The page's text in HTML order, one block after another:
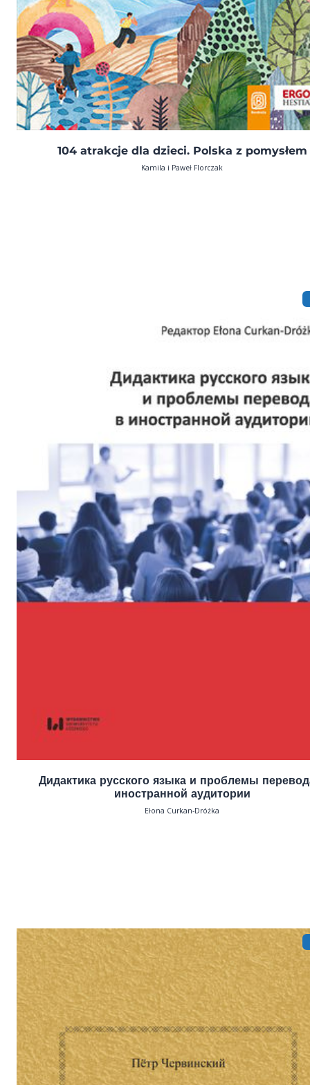
104 atrakcje dla dzieci. Polska z pomysłem
Kamila i Paweł Florczak
Дидактика русского языка и проблемы
иностранной аудитории
Ełona Curkan-Dróżka